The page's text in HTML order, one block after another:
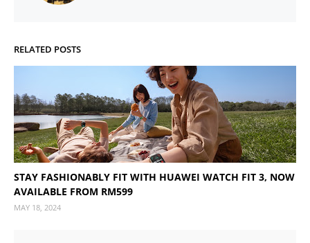
RELATED POSTS
STAY FASHIONABLY FIT WITH HUAWEI WATCH FIT 3, NOW
AVAILABLE FROM RM599
MAY 18, 2024